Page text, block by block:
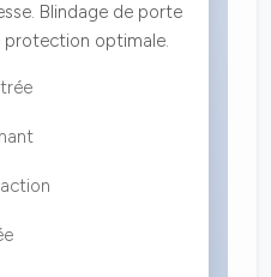
Blindage de porte
protection optimale.